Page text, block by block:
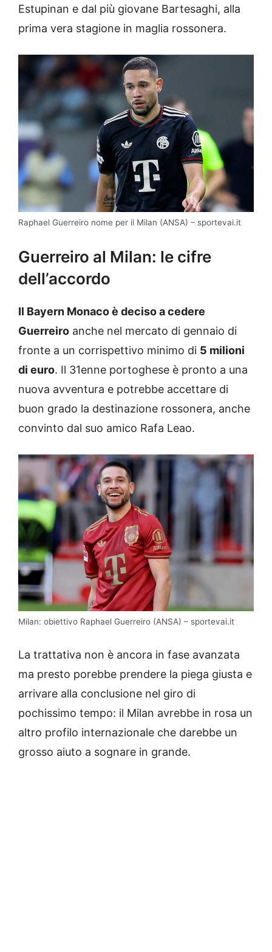
Estupinan e dal più giovane Bartesaghi, alla
prima vera stagione in maglia rossonera.
Raphael Guerreiro nome per il Milan (ANSA) – sportevai.it
Guerreiro al Milan: le cifre
dell’accordo
Il Bayern Monaco è deciso a cedere
Guerreiro anche nel mercato di gennaio di
fronte a un corrispettivo minimo di 5 milioni
di euro. Il 31enne portoghese è pronto a una
nuova avventura e potrebbe accettare di
buon grado la destinazione rossonera, anche
convinto dal suo amico Rafa Leao.
Milan: obiettivo Raphael Guerreiro (ANSA) – sportevai.it
La trattativa non è ancora in fase avanzata
ma presto porebbe prendere la piega giusta e
arrivare alla conclusione nel giro di
pochissimo tempo: il Milan avrebbe in rosa un
altro profilo internazionale che darebbe un
grosso aiuto a sognare in grande.